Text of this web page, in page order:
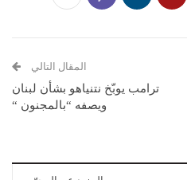
المقال التالي
ترامب يوبّخ نتنياهو بشأن لبنان
ويصفه “بالمجنون “